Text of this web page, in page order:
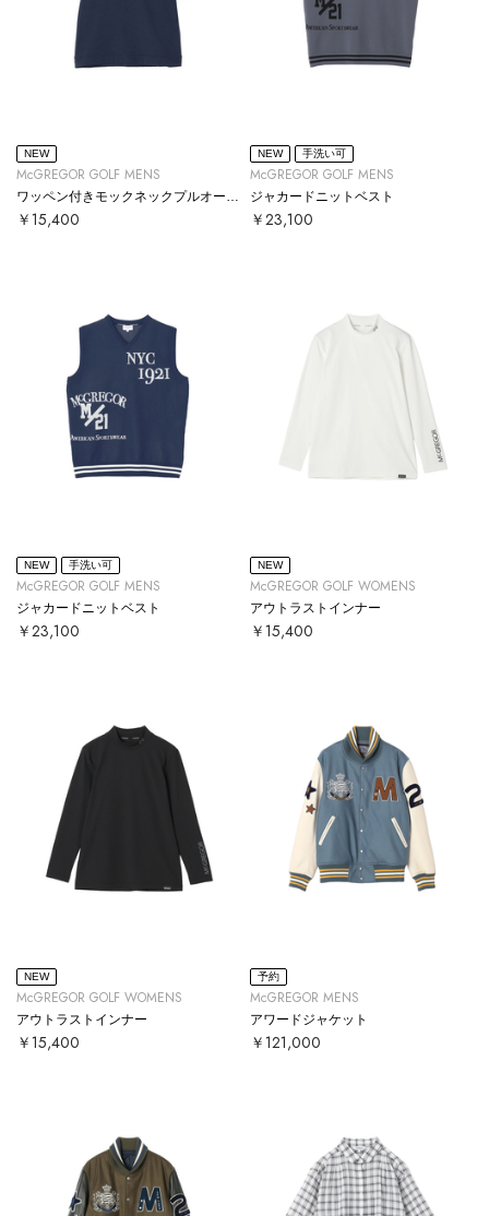
NEW
McGREGOR GOLF MENS
￥15,400
NEW 手洗い可
McGREGOR GOLF MENS
ジャカードニットベスト
￥23,100
NEW 手洗い可
McGREGOR GOLF MENS
ジャカードニットベスト
￥23,100
NEW
McGREGOR GOLF WOMENS
アウトラストインナー
￥15,400
NEW
McGREGOR GOLF WOMENS
アウトラストインナー
￥15,400
予約
McGREGOR MENS
アワードジャケット
￥121,000